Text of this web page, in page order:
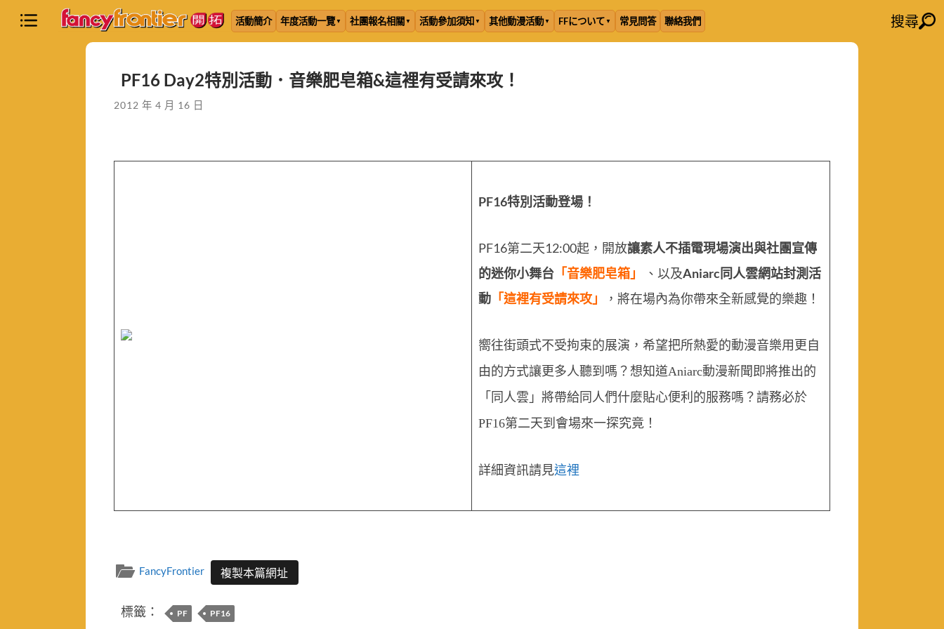
活動簡介 年度活動一覽 社團報名相關 活動參加須知 其他動漫活動 FFについて 常見問答 聯絡我們 搜尋
PF16 Day2特別活動．音樂肥皂箱&這裡有受請來攻！
2012 年 4 月 16 日
PF16特別活動登場！
PF16第二天12:00起，開放讓素人不插電現場演出與社團宣傳
的迷你小舞台 「音樂肥皂箱」 、以及Aniarc同人雲網站封測活
動 「這裡有受請來攻」 ，將在場內為你帶來全新感覺的樂趣！
嚮往街頭式不受拘束的展演，希望把所熱愛的動漫音樂用更自
由的方式讓更多人聽到嗎？想知道Aniarc動漫新聞即將推出的
「同人雲」 將帶給同人們什麼貼心便利的服務嗎？請務必於
PF16第二天到會場來一探究竟！
詳細資訊請見這裡
FancyFrontier 複製本篇網址
標籤： PF PF16